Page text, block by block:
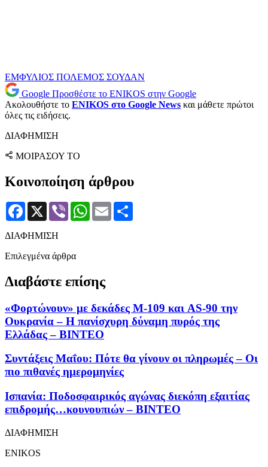
ΕΜΦΥΛΙΟΣ ΠΟΛΕΜΟΣ ΣΟΥΔΑΝ
Google Προσθέστε το ENIKOS στην Google
Ακολουθήστε το ENIKOS στο Google News και μάθετε πρώτοι
όλες τις ειδήσεις.
ΔΙΑΦΗΜΙΣΗ
ΜΟΙΡΑΣΟΥ ΤΟ
Κοινοποίηση άρθρου
Facebook
X Viber WhatsApp
Email
ΔΙΑΦΗΜΙΣΗ
Επιλεγμένα άρθρα
Διαβάστε επίσης
«Φορτώνουν» με δεκάδες Μ-109 και AS-90 την
Ουκρανία – Η πανίσχυρη δύναμη πυρός της
Ελλάδας – ΒΙΝΤΕΟ
Συντάξεις Μαΐου: Πότε θα γίνουν οι πληρωμές – Οι
πιο πιθανές ημερομηνίες
Ισπανία: Ποδοσφαιρικός αγώνας διεκόπη εξαιτίας
επιδρομής…κουνουπιών – ΒΙΝΤΕΟ
ΔΙΑΦΗΜΙΣΗ
ENIKOS